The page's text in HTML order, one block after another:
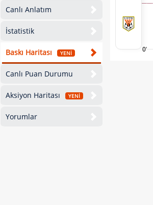
Canlı Anlatım
İstatistik
Baskı Haritası YENİ
Canlı Puan Durumu
Aksiyon Haritası YENİ
Yorumlar
0'